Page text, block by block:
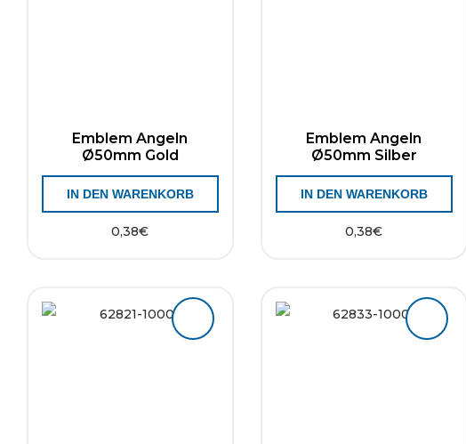
Emblem Angeln
Ø50mm Gold
0,38€
IN DEN WARENKORB
Emblem Angeln
Ø50mm Silber
0,38€
IN DEN WARENKORB